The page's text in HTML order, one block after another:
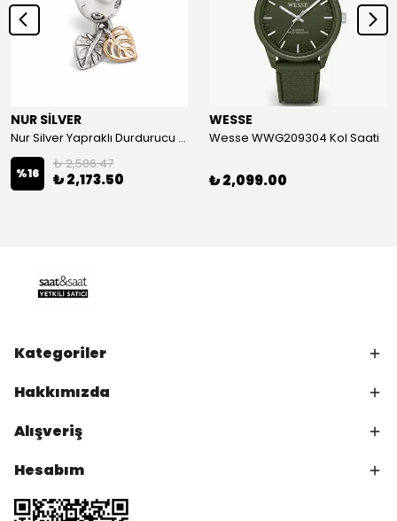
NUR SİLVER
Nur Silver Yapraklı Durdurucu Gümüş Charm - NUR-CM00501
%16
₺ 2,586.47
₺ 2,173.50
WESSE
Wesse WWG209304 Kol Saati
₺ 2,099.00
Kategoriler
Hakkımızda
Alışveriş
Hesabım